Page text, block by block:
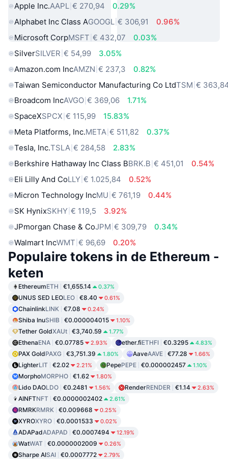
Apple Inc.AAPL € 270,94
0.29%
Alphabet Inc Class AGOOGL € 306,91
0.96%
Microsoft CorpMSFT € 432,07
0.03%
SilverSILVER € 54,99
3.05%
Amazon.com IncAMZN € 237,3
0.82%
Taiwan Semiconductor Manufacturing Co LtdTSM €
Broadcom IncAVGO € 369,06
1.71%
SpaceXSPCX € 115,99
15.83%
Meta Platforms, Inc.META € 511,82
0.37%
Tesla, Inc.TSLA € 284,58
2.83%
Berkshire Hathaway Inc Class BBRK.B € 451,01
0.54%
Eli Lilly And CoLLY € 1.025,84
0.52%
Micron Technology IncMU € 761,19
0.44%
SK HynixSKHY € 119,5
3.92%
JPmorgan Chase & CoJPM € 309,79
0.34%
Walmart IncWMT € 96,69 0.20%
Populaire tokens in de Ethereum -
keten
EthereumETH €1,655.14 0.37%
UNUS SED LEOLEO €8.40 0.61%
ChainlinkLINK €7.08 0.24%
Shiba InuSHIB €0.000004015 1.10%
Tether GoldXAUt €3,740.59 1.77%
EthenaENA €0.07785 2.93% ether.fiETHFI €0.3295 4.83%
PAX GoldPAXG €3,751.39 1.80% AaveAAVE €77.28 1.66%
LighterLIT €2.02 2.21% PepePEPE €0.000002457 1.10%
MorphoMORPHO €1.62 1.80%
Lido DAOLDO €0.2481 1.56% RenderRENDER €1.14 2.63%
AINFTNFT €0.0000002402 2.61%
RMRKRMRK €0.009668 0.25%
XYROXYRO €0.0001533 0.02%
ADAPadADAPAD €0.0007494 12.19%
WatWAT €0.0000002009 0.26%
Sharpe AISAI €0.0007772 2.79%